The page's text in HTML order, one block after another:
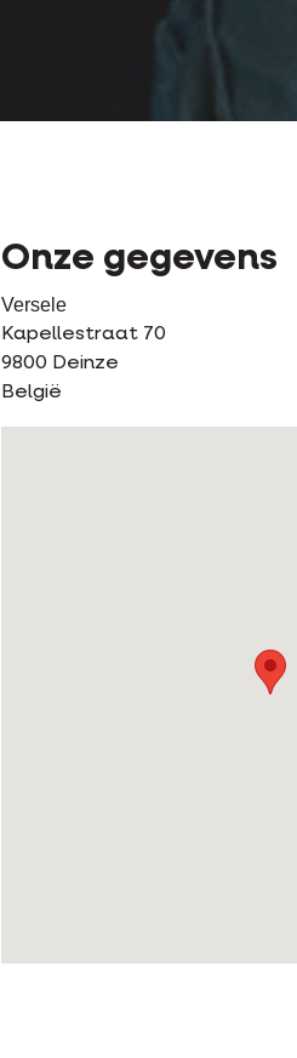
Onze gegevens
Versele
Kapellestraat 70
9800 Deinze
België